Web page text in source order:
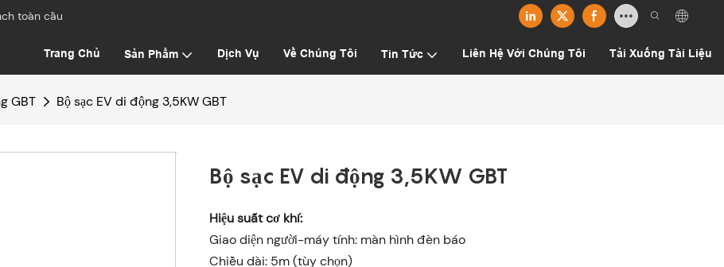
toàn cầu
Trang Chủ Sản Phẩm Dịch Vụ Về Chúng Tôi Tin Tức Liên Hệ Với Chúng Tôi Tải Xuống Tài Liệu
GBT Bộ sạc EV di động 3,5KW GBT
Bộ sạc EV di động 3,5KW GBT
Hiệu suất cơ khí:
Giao diện người-máy tính: màn hình đèn báo
Chiều dài: 5m (tùy chọn)